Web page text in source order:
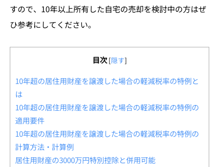
すので、10年以上所有した自宅の売却を検討中の方はぜ
ひ参考にしてください。
目次 [隠す]
10年超の居住用財産を譲渡した場合の軽減税率の特例と
は
10年超の居住用財産を譲渡した場合の軽減税率の特例の
適用要件
10年超の居住用財産を譲渡した場合の軽減税率の特例の
計算方法・計算例
居住用財産の3000万円特別控除と併用可能